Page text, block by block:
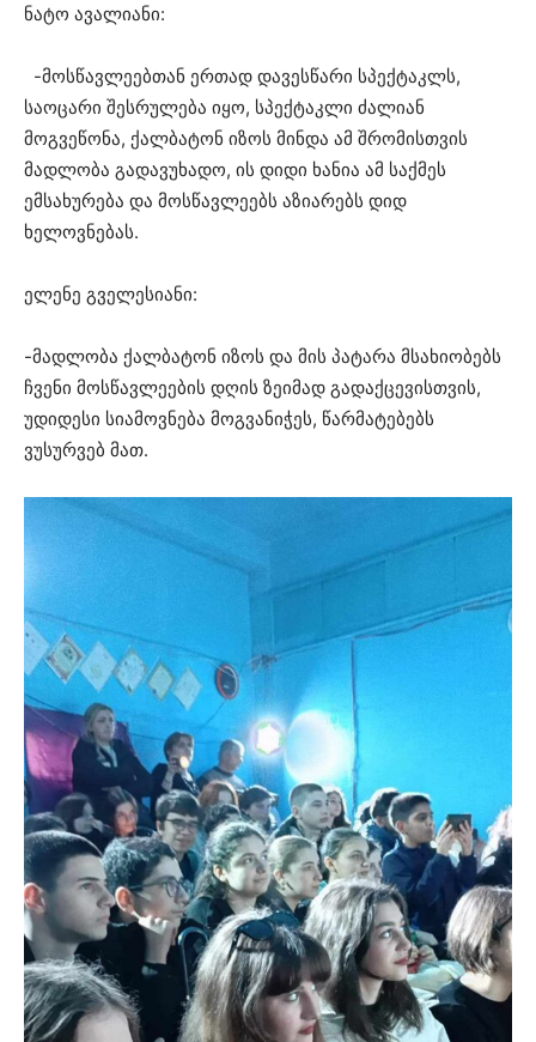
ნატო ავალიანი:
-მოსწავლეებთან ერთად დავესწარი სპექტაკლს,
საოცარი შესრულება იყო, სპექტაკლი ძალიან
მოგვეწონა, ქალბატონ იზოს მინდა ამ შრომისთვის
მადლობა გადავუხადო, ის დიდი ხანია ამ საქმეს
ემსახურება და მოსწავლეებს აზიარებს დიდ
ხელოვნებას.
ელენე გველესიანი:
-მადლობა ქალბატონ იზოს და მის პატარა მსახიობებს
ჩვენი მოსწავლეების დღის ზეიმად გადაქცევისთვის,
უდიდესი სიამოვნება მოგვანიჭეს, წარმატებებს
ვუსურვებ მათ.